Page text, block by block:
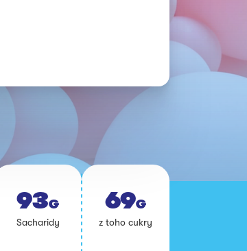
93G
Sa­cha­ri­dy
69G
z toho cuk­ry